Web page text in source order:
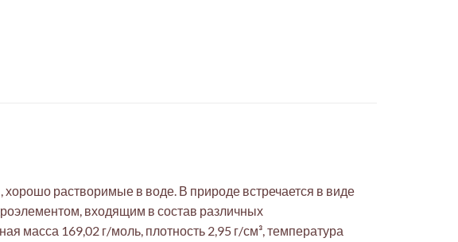
растворимые в воде. В природе встречается в виде
входящим в состав различных
масса 169,02 г/моль, плотность 2,95 г/см³, температура